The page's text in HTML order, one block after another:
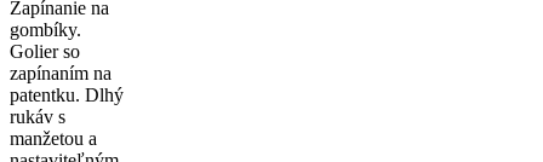
Zapínanie na
gombíky.
Golier so
zapínaním na
patentku. Dlhý
rukáv s
manžetou a